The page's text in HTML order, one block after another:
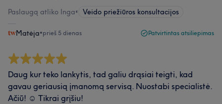
Paslaugą atliko Inga• Veido priežiūros konsultacijos
Matėja•prieš 5 dienas Patvirtintas atsiliepimas
Daug kur teko lankytis, tad galiu drąsiai teigti, kad
gavau geriausią įmanomą servisą. Nuostabi specialistė.
Ačiū! ☺️ Tikrai grįšiu!